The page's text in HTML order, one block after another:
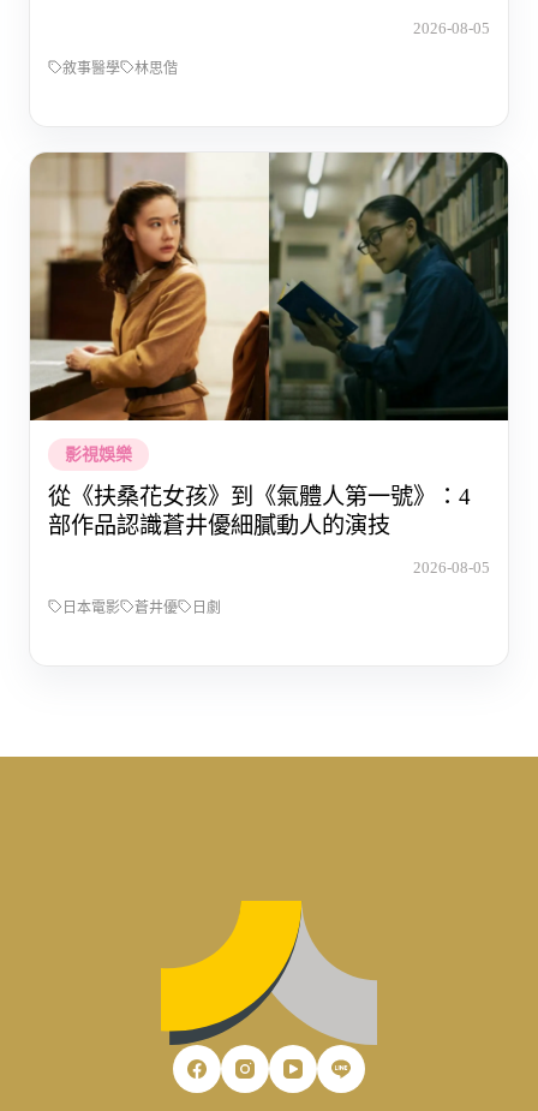
2026-08-05
敘事醫學 林思偕
影視娛樂
從《扶桑花女孩》到《氣體人第一號》：4
部作品認識蒼井優細膩動人的演技
2026-08-05
日本電影 蒼井優 日劇